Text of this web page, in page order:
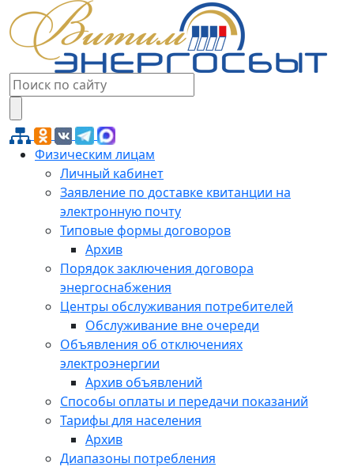
Физическим лицам
Личный кабинет
Заявление по доставке квитанции на
электронную почту
Типовые формы договоров
Архив
Порядок заключения договора
энергоснабжения
Центры обслуживания потребителей
Обслуживание вне очереди
Объявления об отключениях
электроэнергии
Архив объявлений
Способы оплаты и передачи показаний
Тарифы для населения
Архив
Диапазоны потребления